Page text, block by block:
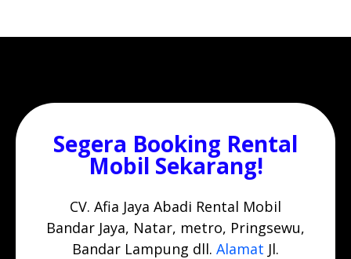
Segera Booking Rental
Mobil Sekarang!
CV. Afia Jaya Abadi Rental Mobil
Bandar Jaya, Natar, metro, Pringsewu,
Bandar Lampung dll. Alamat Jl.